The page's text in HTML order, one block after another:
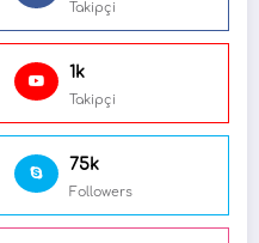
Takipçi
1k
Takipçi
75k
Followers